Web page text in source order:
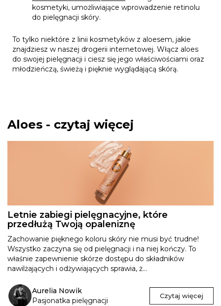
kosmetyki, umożliwiające wprowadzenie retinolu
do pielęgnacji skóry.
To tylko niektóre z linii kosmetyków z aloesem, jakie
znajdziesz w naszej drogerii internetowej. Włącz aloes
do swojej pielęgnacji i ciesz się jego właściwościami oraz
młodzieńczą, świeżą i pięknie wyglądającą skórą.
Aloes - czytaj więcej
Letnie zabiegi pielęgnacyjne, które
przedłużą Twoją opaleniznę
Zachowanie pięknego koloru skóry nie musi być trudne!
Wszystko zaczyna się od pielęgnacji i na niej kończy. To
właśnie zapewnienie skórze dostępu do składników
nawilżających i odżywiających sprawia, ż...
Aurelia Nowik
Pasjonatka pielęgnacji
Czytaj więcej